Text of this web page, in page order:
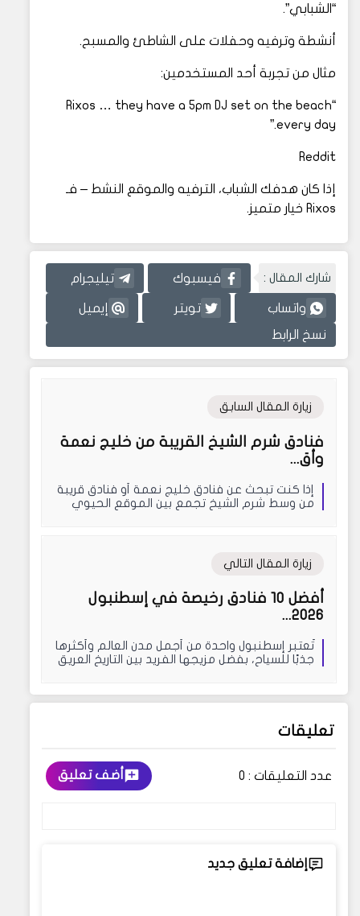
“الشبابي”.
أنشطة وترفيه وحفلات على الشاطئ والمسبح.
مثال من تجربة أحد المستخدمين:
“Rixos … they have a 5pm DJ set on the beach
every day.”
Reddit
إذا كان هدفك الشباب، الترفيه والموقع النشط – فـ
Rixos خيار متميز.
شارك المقال : فيسبوك تيليجرام
واتساب تويتر إيميل
نسخ الرابط
زيارة المقال السابق
فنادق شرم الشيخ القريبة من خليج نعمة
وأق...
إذا كنت تبحث عن فنادق خليج نعمة أو فنادق قريبة
من وسط شرم الشيخ تجمع بين الموقع الحيوي
زيارة المقال التالي
أفضل 10 فنادق رخيصة في إسطنبول
2026...
تُعتبر إسطنبول واحدة من أجمل مدن العالم وأكثرها
جذبًا للسياح، بفضل مزيجها الفريد بين التاريخ العريق
تعليقات
عدد التعليقات : 0 أضف تعليق
إضافة تعليق جديد